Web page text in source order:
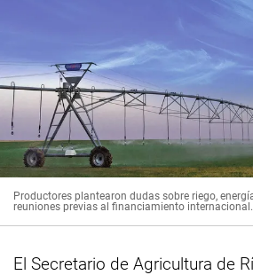
Productores plantearon dudas sobre riego,
reuniones previas al financiamiento internacional.
El Secretario de Agricultura de